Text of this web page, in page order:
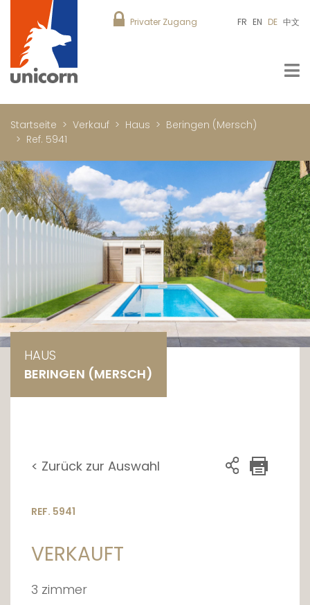
Privater Zugang FR EN DE 中文
Startseite Verkauf Haus
Beringen (Mersch)
Ref. 5941
HAUS
BERINGEN (MERSCH)
< Zurück zur Auswahl
REF. 5941
VERKAUFT
3 zimmer